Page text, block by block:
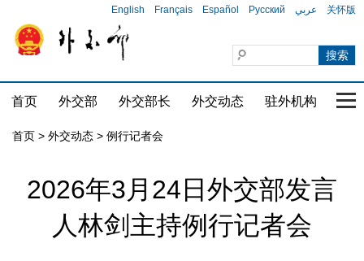
English Français Español Русский عربي 关怀版
首页 外交部 外交部长 外交动态 驻外机构 国
首页 > 外交动态 > 例行记者会
2026年3月24日外交部发言
人林剑主持例行记者会